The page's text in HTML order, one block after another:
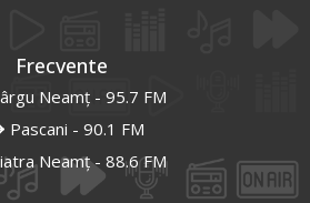
Frecvente
Neamț - 95.7 FM
Pascani - 90.1 FM
Neamț - 88.6 FM